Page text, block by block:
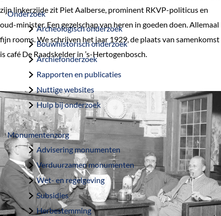
e
Onderzoek
Archeologisch onderzoek
Bouwhistorisch onderzoek
Archiefonderzoek
Rapporten en publicaties
Nuttige websites
Hulp bij onderzoek
Monumentenzorg
Advisering monumenten
Verduurzamen monumenten
Wet- en regelgeving
Subsidies
Herbestemming
zijn linkerzijde zit Piet Aalberse, prominent RKVP-politicus en
oud-minister. Een gezelschap van heren in goeden doen. Allemaal
fijn rooms. We schrijven het jaar 1929, de plaats van samenkomst
is café De Raadskelder in ’s-Hertogenbosch.